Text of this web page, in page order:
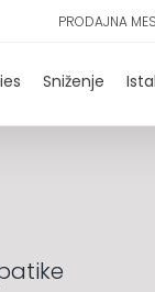
PRODAJNA
Sniženje